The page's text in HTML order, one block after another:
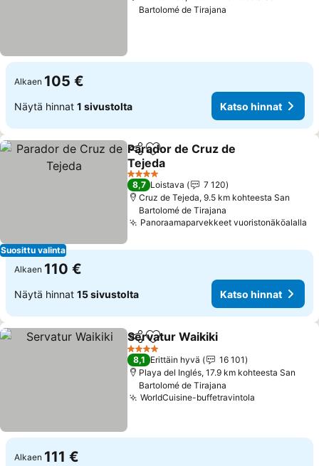
Bartolomé de Tirajana
Alkaen 105 €
Näytä hinnat 1 sivustolta Katso hinnat
Suosittu valinta
Jaa Lisää suosikkeihin
Parador de Cruz de
Tejeda
4 Tähtiluokitus
8,7 Loistava
7 120
Cruz de Tejeda, 9.5 km kohteesta San
Bartolomé de Tirajana
Panoraamaparvekkeet vuoristonäköalalla
Alkaen 110 €
Näytä hinnat 15 sivustolta Katso hinnat
Jaa Lisää suosikkeihin
Servatur Waikiki
4 Tähtiluokitus
8,1 Erittäin hyvä
16 101
Playa del Inglés, 17.9 km kohteesta San
Bartolomé de Tirajana
WorldCuisine-buffetravintola
Alkaen 111 €